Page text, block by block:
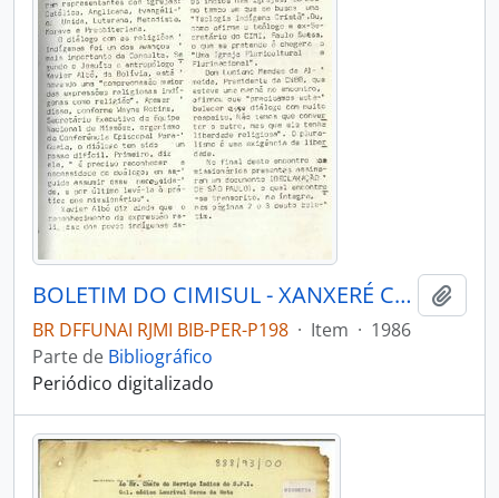
BOLETIM DO CIMISUL - XANXERÉ CONSELHO INDIGENISTA MISSIONÁRIO - REGIONAL SUL - 1986 - Nº54
BR DFFUNAI RJMI BIB-PER-P198 · Item · 1986
Parte de Bibliográfico
Periódico digitalizado